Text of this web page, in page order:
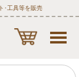
･工具等を販売